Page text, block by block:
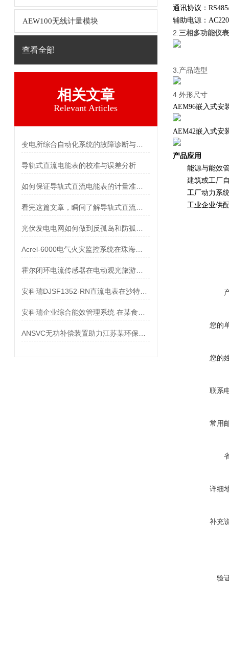
AEW100无线计量模块
查看全部
相关文章
Relevant Articles
导轨式直流电能表的校准与误差分析
通讯协议：
辅助电源：
2. 三相多功能仪表
3.产品选型
4.外形尺寸
AEM96嵌入式安
AEM42嵌入式安
产品应用
能源与能效管
建筑或工厂自
工厂动力系统
工业企业供配
您的
您的
联系
常用
详细
补充
验